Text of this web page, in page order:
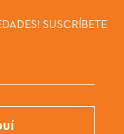
SUSCRÍBETE